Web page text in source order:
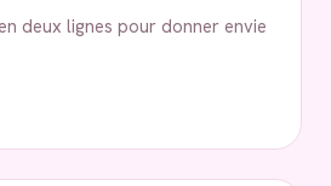
deux lignes pour donner envie